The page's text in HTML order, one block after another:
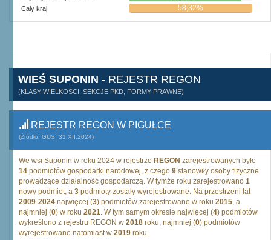
Cały kraj 58,32%
WIEŚ SUPONIN - REJESTR REGON
(KLASY WIELKOŚCI, SEKCJE PKD, FORMY PRAWNE)
REJESTR REGON W PIGUŁCE
(Źródło: GUS, 31.XII.2024)
We wsi Suponin w roku 2024 w rejestrze REGON zarejestrowanych było
14 podmiotów gospodarki narodowej, z czego 9 stanowiły osoby fizyczne
prowadzące działalność gospodarczą. W tymże roku zarejestrowano 1
nowy podmiot, a 3 podmioty zostały wyrejestrowane. Na przestrzeni lat
2009-2024 najwięcej (3) podmiotów zarejestrowano w roku 2015, a
najmniej (0) w roku 2021. W tym samym okresie najwięcej (4) podmiotów
wykreślono z rejestru REGON w 2018 roku, najmniej (0) podmiotów
wyrejestrowano natomiast w 2019 roku.